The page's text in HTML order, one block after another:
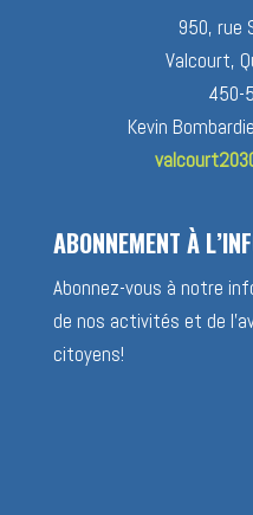
950, rue
Valcourt,
450-
Kevin
ABONNEMENT À
Abonnez-vous à notre
de nos activités et de
citoyens!